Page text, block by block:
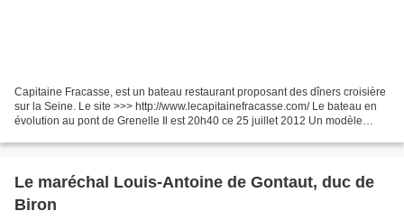
Capitaine Fracasse, est un bateau restaurant proposant des dîners croisière
sur la Seine. Le site >>> http://www.lecapitainefracasse.com/ Le bateau en
évolution au pont de Grenelle Il est 20h40 ce 25 juillet 2012 Un modèle
Le maréchal Louis-Antoine de Gontaut, duc de
Biron